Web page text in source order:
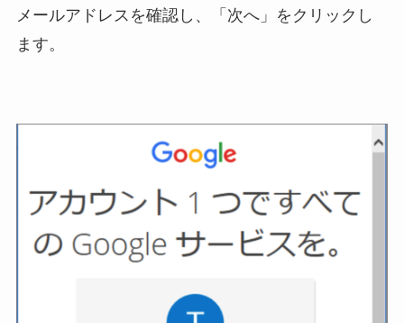
メールアドレスを確認し、「次へ」をクリックし
ます。